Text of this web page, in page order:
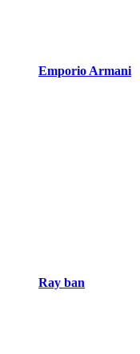
Emporio Armani
Ray ban